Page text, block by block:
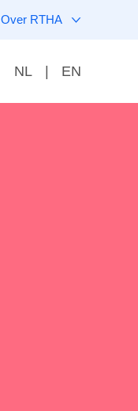
Over RTHA
NL | EN